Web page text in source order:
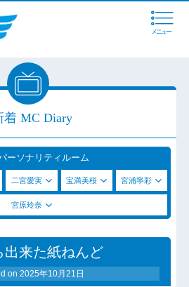
メニュー
着 MC Diary
ーソナリティルーム
二宮愛実 宝満美桜 宮浦寧彩
宮原玲奈
出来た紙ねんど
on 2025年10月21日